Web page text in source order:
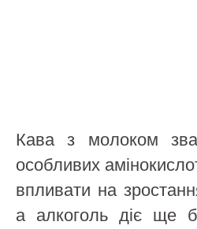
Кава з молоком
особливих
впливати на
а алкоголь діє ще